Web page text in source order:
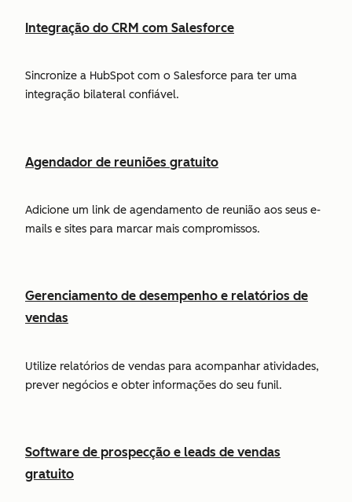
Integração do CRM com Salesforce
Sincronize a HubSpot com o Salesforce para ter uma
integração bilateral confiável.
Agendador de reuniões gratuito
Adicione um link de agendamento de reunião aos seus e-
mails e sites para marcar mais compromissos.
Gerenciamento de desempenho e relatórios de
vendas
Utilize relatórios de vendas para acompanhar atividades,
prever negócios e obter informações do seu funil.
Software de prospecção e leads de vendas
gratuito